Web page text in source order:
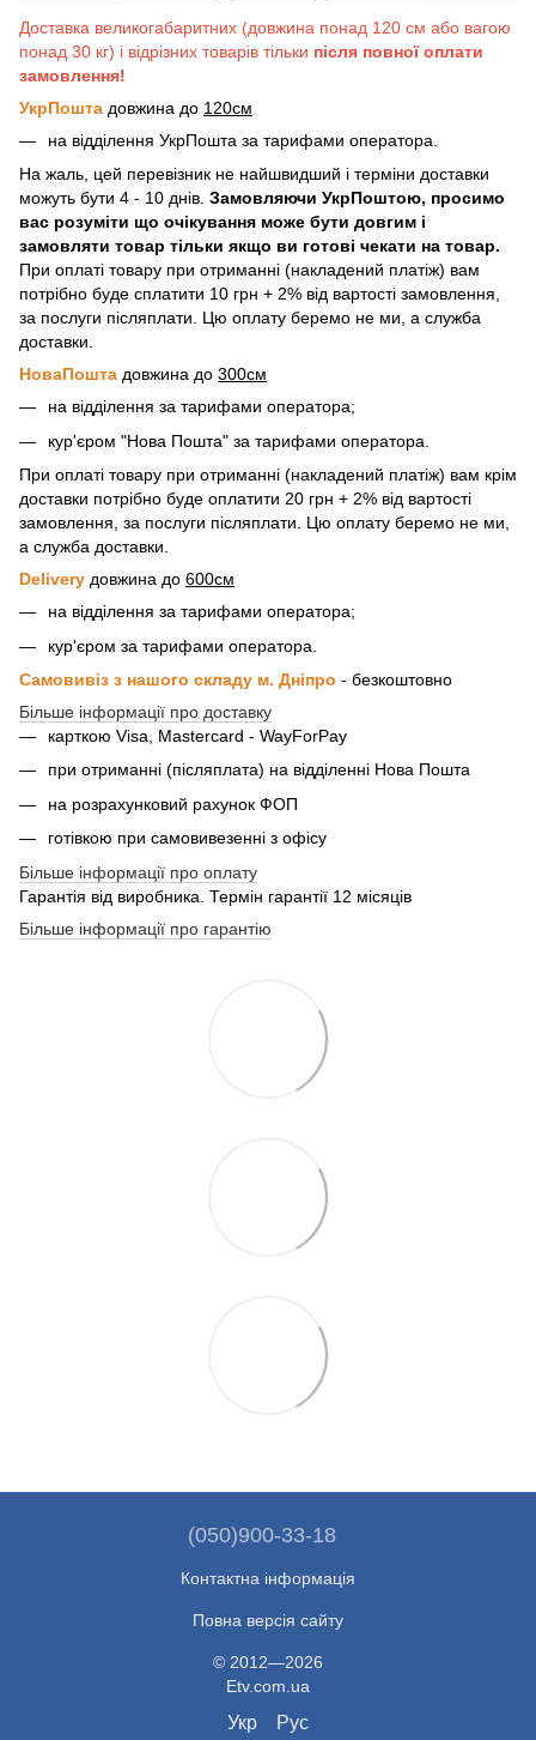
Доставка великогабаритних (довжина понад 120 см або вагою
понад 30 кг) і відрізних товарів тільки після повної оплати
замовлення!
УкрПошта довжина до 120см
на відділення УкрПошта за тарифами оператора.
На жаль, цей перевізник не найшвидший і терміни доставки
можуть бути 4 - 10 днів. Замовляючи УкрПоштою, просимо
вас розуміти що очікування може бути довгим і
замовляти товар тільки якщо ви готові чекати на товар.
При оплаті товару при отриманні (накладений платіж) вам
потрібно буде сплатити 10 грн + 2% від вартості замовлення,
за послуги післяплати. Цю оплату беремо не ми, а служба
доставки.
НоваПошта довжина до 300см
на відділення за тарифами оператора;
кур'єром "Нова Пошта" за тарифами оператора.
При оплаті товару при отриманні (накладений платіж) вам крім
доставки потрібно буде оплатити 20 грн + 2% від вартості
замовлення, за послуги післяплати. Цю оплату беремо не ми,
а служба доставки.
Delivery довжина до 600см
на відділення за тарифами оператора;
кур'єром за тарифами оператора.
Самовивіз з нашого складу м. Дніпро - безкоштовно
Більше інформації про доставку
карткою Visa, Mastercard - WayForPay
при отриманні (післяплата) на відділенні Нова Пошта
на розрахунковий рахунок ФОП
готівкою при самовивезенні з офісу
Більше інформації про оплату
Гарантія від виробника. Термін гарантії 12 місяців
Більше інформації про гарантію
(050)900-33-18
Контактна інформація
Повна версія сайту
© 2012—2026
Etv.com.ua
Укр Рус